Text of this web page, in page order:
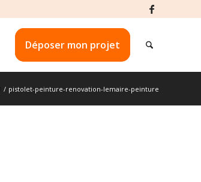
Déposer mon projet
/ pistolet-peinture-renovation-lemaire-peinture